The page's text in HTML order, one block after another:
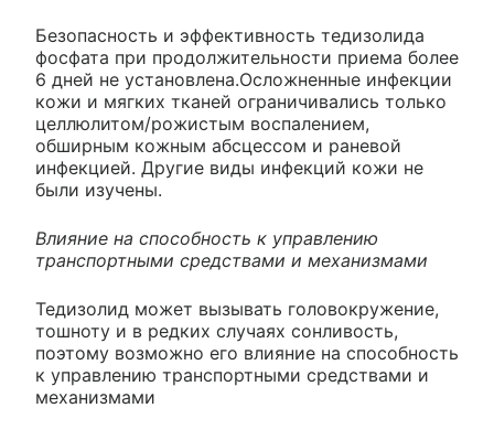
Безопасность и эффективность тедизолида
фосфата при продолжительности приема более
6 дней не установлена.Осложненные инфекции
кожи и мягких тканей ограничивались только
целлюлитом/рожистым воспалением,
обширным кожным абсцессом и раневой
инфекцией. Другие виды инфекций кожи не
были изучены.
Влияние на способность к управлению
транспортными средствами и механизмами
Тедизолид может вызывать головокружение,
тошноту и в редких случаях сонливость,
поэтому возможно его влияние на способность
к управлению транспортными средствами и
механизмами